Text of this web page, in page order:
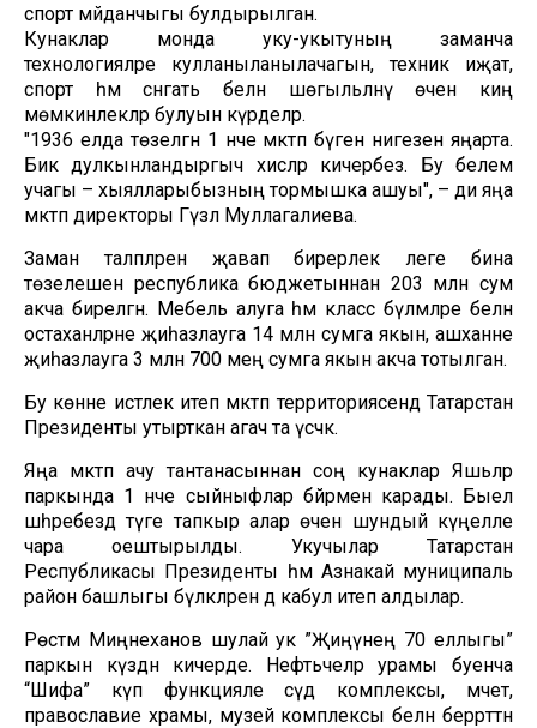
спорт мәйданчыгы булдырылган.
Кунаклар монда уку-укытуның заманча
технологияләре кулланыланылачагын, техник иҗат,
спорт һәм сәнгать белән шөгыльләнү өчен киң
мөмкинлекләр булуын күрделәр.
"1936 елда төзелгән 1 нче мәктәп бүген нигезен яңарта.
Бик дулкынландыргыч хисләр кичерәбез. Бу белем
учагы – хыялларыбызның тормышка ашуы", – ди яңа
мәктәп директоры Гүзәл Муллагалиева.
Заман таләпләренә җавап бирерлек әлеге бина
төзелешенә республика бюджетыннан 203 млн сум
акча бирелгән. Мебель алуга һәм класс бүлмәләре белән
остаханәләрне җиһазлауга 14 млн сумга якын, ашханәне
җиһазлауга 3 млн 700 мең сумга якын акча тотылган.
Бу көнне исәтлек итеп мәктәп территориясендә Татарстан
Президенты утырткан агач та үсәчәк.
Яңа мәктәп ачу тантанасыннан соң кунаклар Яшьләр
паркында 1 нче сыйныфлар бәйрәмен карады. Быел
шәһәребездә тәүге тапкыр алар өчен шундый күңелле
чара оештырылды. Укучылар Татарстан
Республикасы Президенты һәм Азнакай муниципаль
район башлыгы бүләкләрен дә кабул итеп алдылар.
Рөстәм Миңнеханов шулай ук ”Җиңүнең 70 еллыгы”
паркын күздән кичерде. Нефтьчеләр урамы буенча
“Шифа” күп функцияле сәүдә комплексы, мәчет,
православие храмы, музей комплексы белән беррәттән